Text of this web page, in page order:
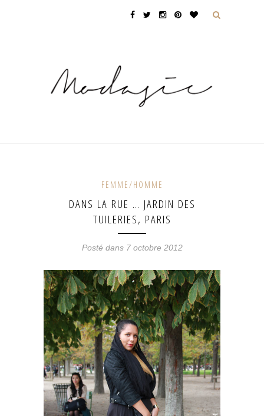
FEMME/HOMME
DANS LA RUE … JARDIN DES
TUILERIES, PARIS
Posté dans 7 octobre 2012